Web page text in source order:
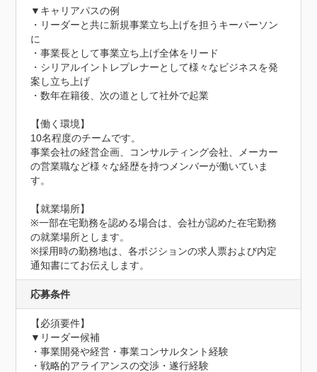
▼キャリアパスの例
・リーダーと共に新規事業立ち上げを担うキーパーソン
に
・事業長として事業立ち上げ全体をリード
・シリアルイントレプレナーとして様々なビジネスを発
案し立ち上げ
・数年在籍後、次の道として社外で起業
【働く環境】
10名程度のチームです。
事業会社の経営企画、コンサルティング会社、メーカー
の営業職など様々な経歴を持つメンバーが働いていま
す。
【就業場所】
※一部在宅勤務を認める場合は、会社が認めた在宅勤務
の就業場所とします。
※採用時の勤務地は、各ポジションの求人票および内定
通知書にてお伝えします。
応募条件
【必須要件】
▼リーダー候補
・事業開発や経営・事業コンサルタント経験
・戦略的アライアンスの交渉・遂行経験